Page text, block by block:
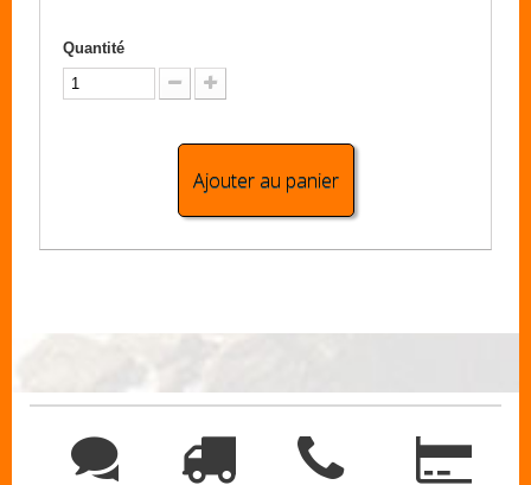
Quantité
Ajouter au panier